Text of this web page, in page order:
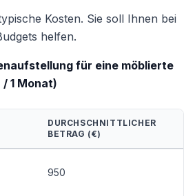
Kosten. Sie soll Ihnen bei
helfen.
für eine möblierte
1 Monat)
DURCHSCHNITTLICHER
BETRAG (€)
950